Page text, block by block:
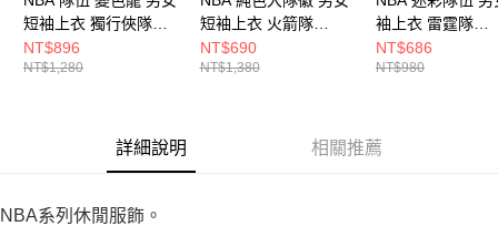
短袖上衣 獨行俠隊
3625103620
NT$896
NT$1,280
短袖上衣 火箭隊
3625113420
NT$690
NT$1,380
袖上衣 雷霆隊
3625103431
NT$686
NT$980
詳細說明 相關推薦
NBA系列休閒服飾。